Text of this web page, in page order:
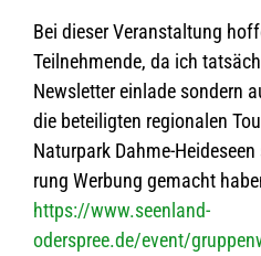
Bei die­ser Ver­an­stal­tung
Teil­neh­mende, da ich
News­let­ter ein­lade son­dern
die betei­lig­ten regio­na­len
Natur­park Dahme-
rung Wer­bung gemacht
https://www.seenland-
oderspree.de/event/